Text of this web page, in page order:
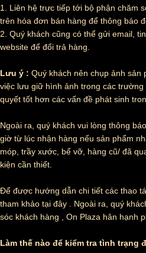
1. Liên hệ trực tiếp tới bộ phận chăm
trên hóa đơn bán hàng để thông báo
2. Quý khách cũng có thể gửi email,
website để đổi trả hàng.
Lưu ý : Quý khách nên chụp ảnh sản
việc lưu giữ hình ảnh trong các
quyết tốt hơn các vấn đề phát sinh
Ngoài ra, quý khách vui lòng thông
giờ từ lúc nhận hàng nếu sản phẩm
móp, trầy xước, bể vỡ, hàng cũ/ đã
kiện cần thiết.
Để được hướng dẫn chi tiết các thao
tham khảo tại đây . Ngoài ra, quý
sóc khách hàng , On Plaza hân hạnh
Làm thế nào để kiểm tra tình trạng